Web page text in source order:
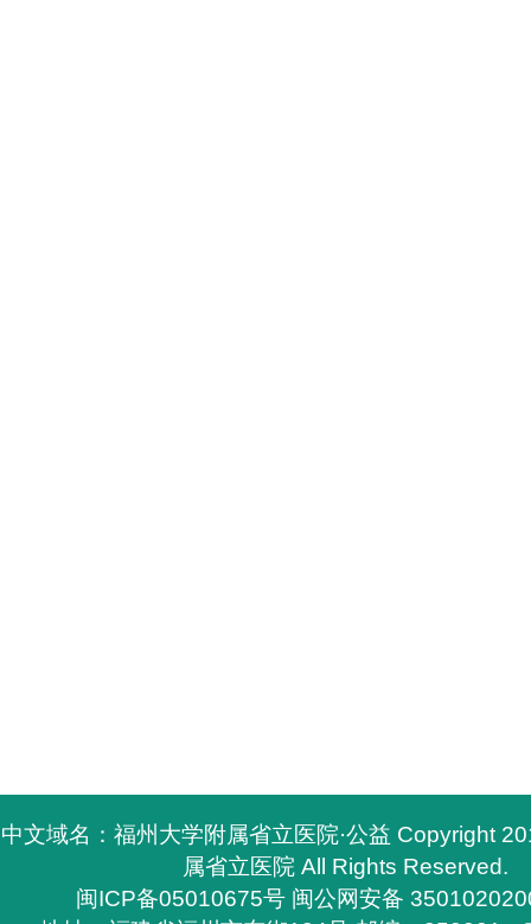
中文域名：福州大学附属省立医院·公益 Copyright
属省立医院 All Rights Reserved.
闽ICP备05010675号 闽公网安备